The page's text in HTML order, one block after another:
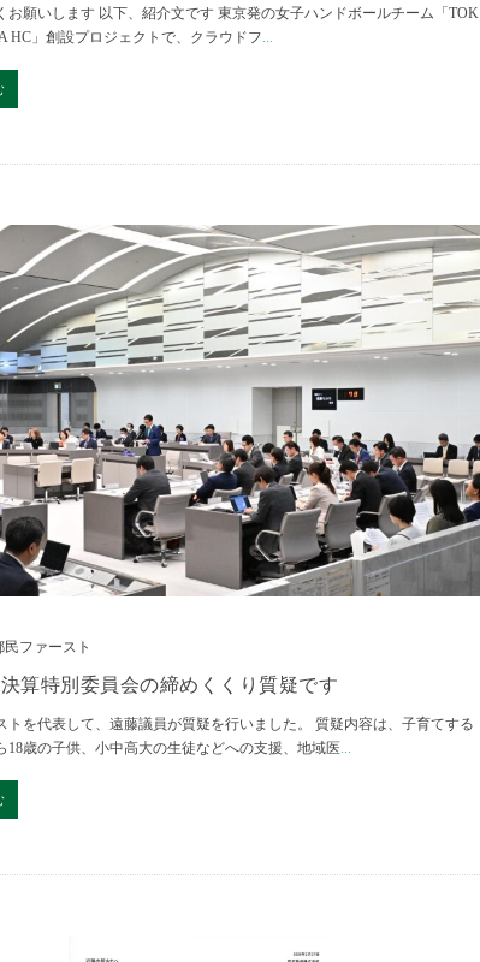
お願いします 以下、紹介文です 東京発の女子ハンドボールチーム「TOK
HC」創設プロジェクトで、クラウドフ...
民ファースト
算特別委員会の締めくくり質疑です
トを代表して、遠藤議員が質疑を行いました。 質疑内容は、子育てする
18歳の子供、小中高大の生徒などへの支援、地域医...